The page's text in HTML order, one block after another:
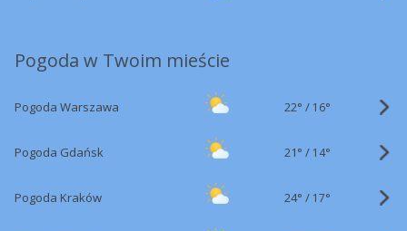
Pogoda w Twoim mieście
Pogoda Warszawa 22° / 16°
Pogoda Gdańsk 21° / 14°
Pogoda Kraków 24° / 17°